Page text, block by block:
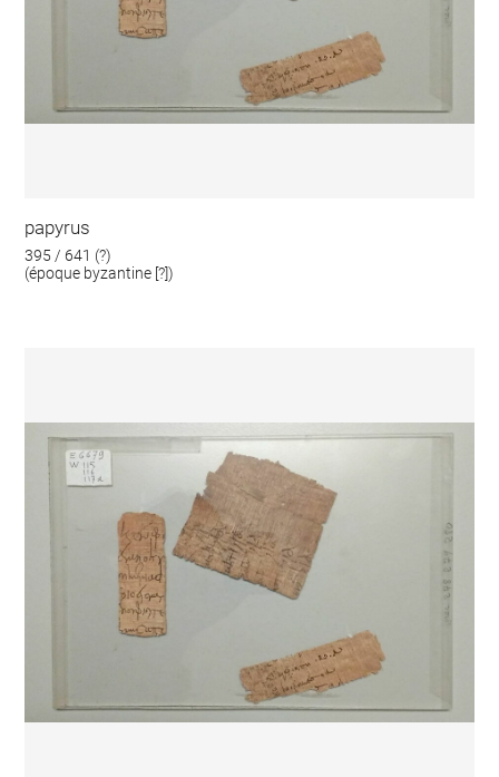
papyrus
395 / 641 (?)
(époque byzantine [?])